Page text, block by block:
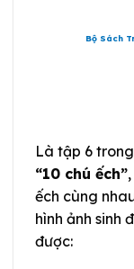
Bộ Sách
Là tập 6 trong
“10 chú ếch”
ếch cùng
hình ảnh sinh
được: